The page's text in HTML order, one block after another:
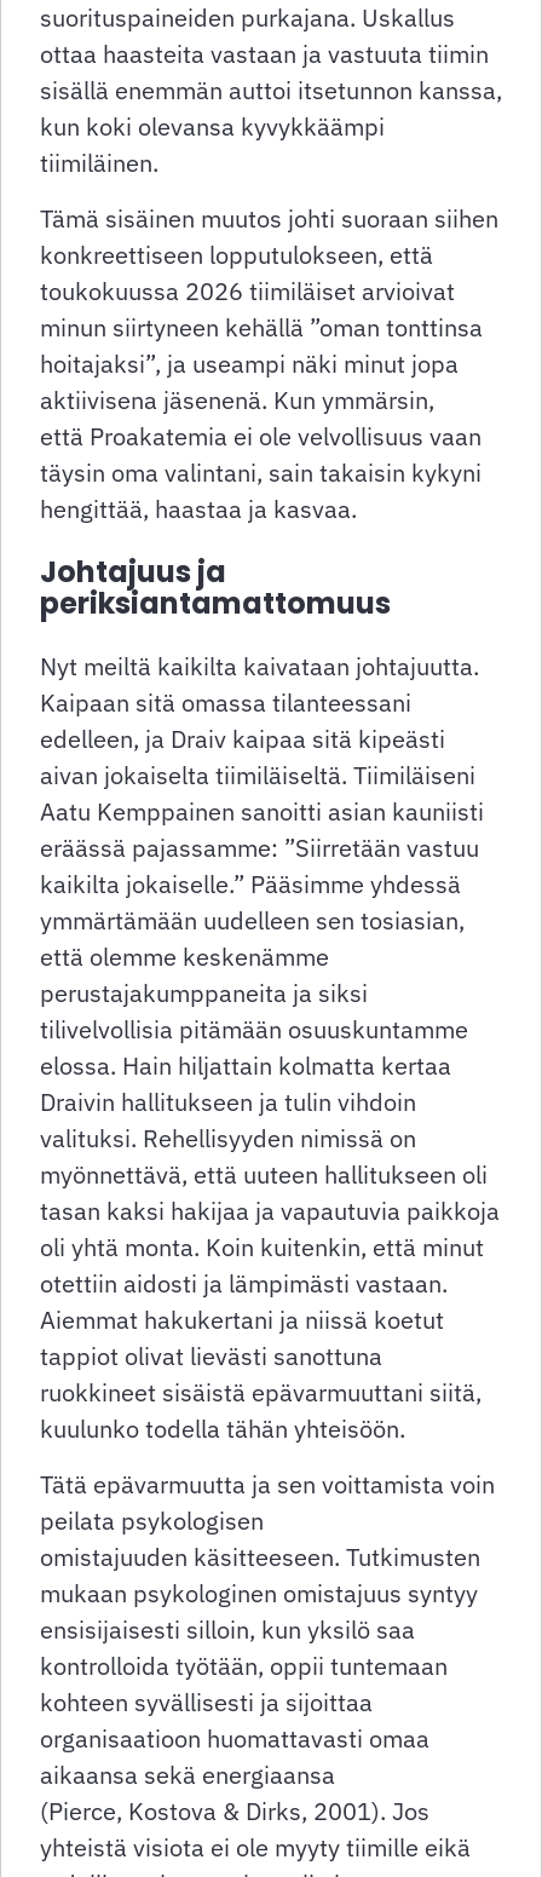
suorituspaineiden purkajana. Uskallus
ottaa haasteita vastaan ja vastuuta tiimin
sisällä enemmän auttoi itsetunnon kanssa,
kun koki olevansa kyvykkäämpi
tiimiläinen.
Tämä sisäinen muutos johti suoraan siihen
konkreettiseen lopputulokseen, että
toukokuussa 2026 tiimiläiset arvioivat
minun siirtyneen kehällä ”oman tonttinsa
hoitajaksi”, ja useampi näki minut jopa
aktiivisena jäsenenä. Kun ymmärsin,
että Proakatemia ei ole velvollisuus vaan
täysin oma valintani, sain takaisin kykyni
hengittää, haastaa ja kasvaa.
Johtajuus ja
periksiantamattomuus
Nyt meiltä kaikilta kaivataan johtajuutta.
Kaipaan sitä omassa tilanteessani
edelleen, ja Draiv kaipaa sitä kipeästi
aivan jokaiselta tiimiläiseltä. Tiimiläiseni
Aatu Kemppainen sanoitti asian kauniisti
eräässä pajassamme: ”Siirretään vastuu
kaikilta jokaiselle.” Pääsimme yhdessä
ymmärtämään uudelleen sen tosiasian,
että olemme keskenämme
perustajakumppaneita ja siksi
tilivelvollisia pitämään osuuskuntamme
elossa. Hain hiljattain kolmatta kertaa
Draivin hallitukseen ja tulin vihdoin
valituksi. Rehellisyyden nimissä on
myönnettävä, että uuteen hallitukseen oli
tasan kaksi hakijaa ja vapautuvia paikkoja
oli yhtä monta. Koin kuitenkin, että minut
otettiin aidosti ja lämpimästi vastaan.
Aiemmat hakukertani ja niissä koetut
tappiot olivat lievästi sanottuna
ruokkineet sisäistä epävarmuuttani siitä,
kuulunko todella tähän yhteisöön.
Tätä epävarmuutta ja sen voittamista voin
peilata psykologisen
omistajuuden käsitteeseen. Tutkimusten
mukaan psykologinen omistajuus syntyy
ensisijaisesti silloin, kun yksilö saa
kontrolloida työtään, oppii tuntemaan
kohteen syvällisesti ja sijoittaa
organisaatioon huomattavasti omaa
aikaansa sekä energiaansa
(Pierce, Kostova & Dirks, 2001). Jos
yhteistä visiota ei ole myyty tiimille eikä